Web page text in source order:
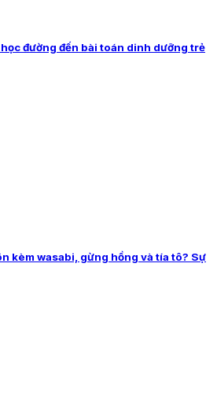
đường đến bài toán dinh dưỡng trẻ
kèm wasabi, gừng hồng và tía tô? Sự